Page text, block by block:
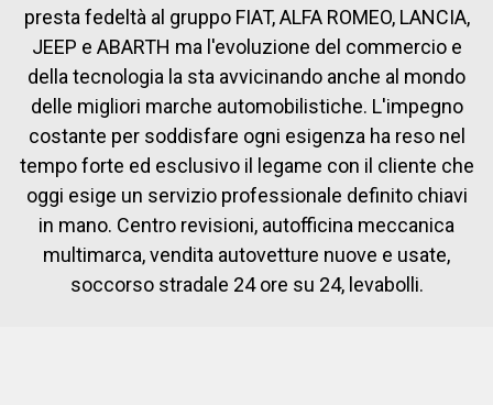
presta fedeltà al gruppo FIAT, ALFA ROMEO, LANCIA,
JEEP e ABARTH ma l'evoluzione del commercio e
della tecnologia la sta avvicinando anche al mondo
delle migliori marche automobilistiche. L'impegno
costante per soddisfare ogni esigenza ha reso nel
tempo forte ed esclusivo il legame con il cliente che
oggi esige un servizio professionale definito chiavi
in mano. Centro revisioni, autofficina meccanica
multimarca, vendita autovetture nuove e usate,
soccorso stradale 24 ore su 24, levabolli.